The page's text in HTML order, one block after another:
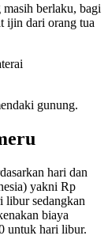
berlaku, bagi
ijin dari orang tua
gunung.
hari dan
yakni Rp
libur sedangkan
biaya
untuk hari libur.